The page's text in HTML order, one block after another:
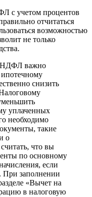
с учетом процентов
отчитаться
возможностью
не только
НДФЛ важно
снизить
уплаченных
необходимо
такие
о
что вы
по основному
если
При заполнении
«Вычет на
в налоговую